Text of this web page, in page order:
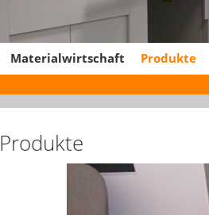
Materialwirtschaft Produkte
Produkte